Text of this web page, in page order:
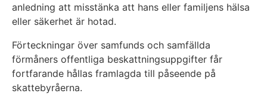
anledning att misstänka att hans eller familjens hälsa
eller säkerhet är hotad.
Förteckningar över samfunds och samfällda
förmåners offentliga beskattningsuppgifter får
fortfarande hållas framlagda till påseende på
skattebyråerna.